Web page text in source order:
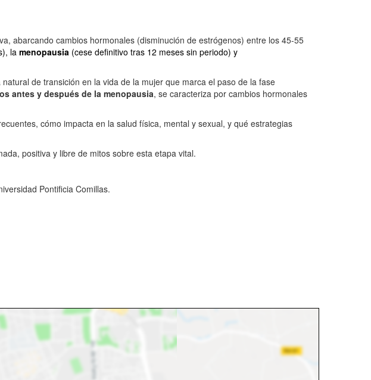
abarcando cambios hormonales (disminución de estrógenos) entre los 45-55
la menopausia (cese definitivo tras 12 meses sin periodo) y
natural de transición en la vida de la mujer que marca el paso de la fase
antes y después de la menopausia, se caracteriza por cambios hormonales
cómo impacta en la salud física, mental y sexual, y qué estrategias
positiva y libre de mitos sobre esta etapa vital.
Pontificia Comillas.